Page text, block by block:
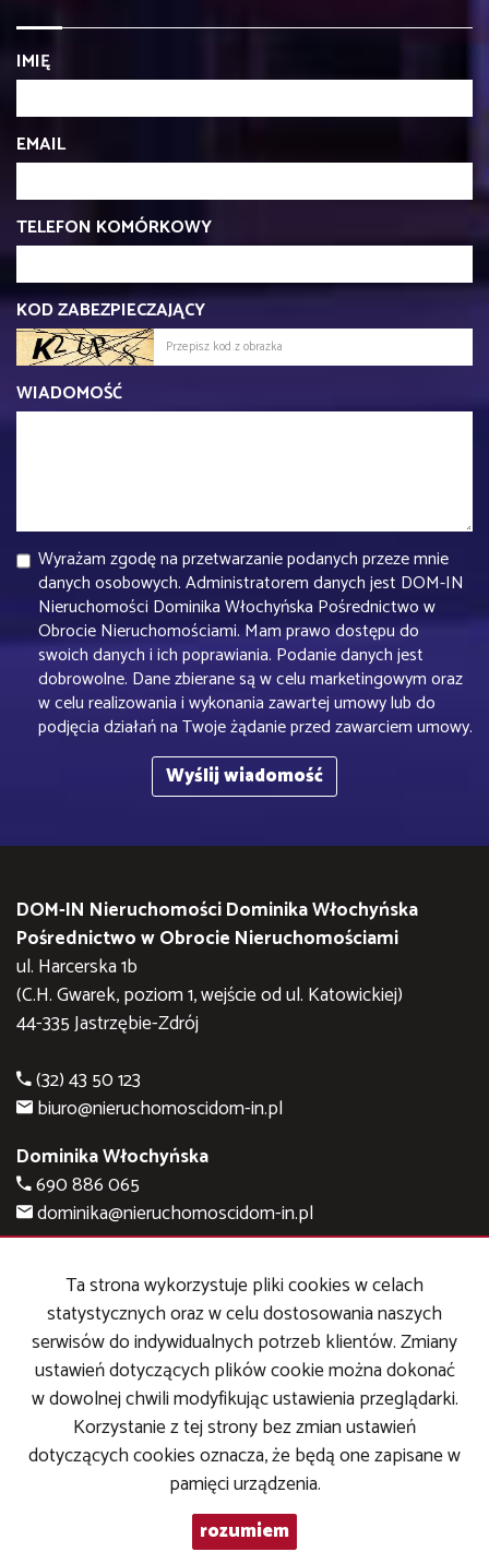
IMIĘ
EMAIL
TELEFON KOMÓRKOWY
KOD ZABEZPIECZAJĄCY
WIADOMOŚĆ
Wyrażam zgodę na przetwarzanie podanych przeze mnie
danych osobowych. Administratorem danych jest DOM-IN
Nieruchomości Dominika Włochyńska Pośrednictwo w
Obrocie Nieruchomościami. Mam prawo dostępu do
swoich danych i ich poprawiania. Podanie danych jest
dobrowolne. Dane zbierane są w celu marketingowym oraz
w celu realizowania i wykonania zawartej umowy lub do
podjęcia działań na Twoje żądanie przed zawarciem umowy.
DOM-IN Nieruchomości Dominika Włochyńska
Pośrednictwo w Obrocie Nieruchomościami
ul. Harcerska 1b
(C.H. Gwarek, poziom 1, wejście od ul. Katowickiej)
44-335 Jastrzębie-Zdrój
(32) 43 50 123
biuro@nieruchomoscidom-in.pl
Dominika Włochyńska
690 886 065
dominika@nieruchomoscidom-in.pl
Izabela Chudecka
690 886 063
iza@nieruchomoscidom-in.pl
Mieszkania na sprzedaż
Domy na sprzedaż
Działki na sprzedaż
Lokale na sprzedaż
Hale na sprzedaż
Obiekty na sprzedaż
na wynajem
Ta strona wykorzystuje pliki cookies w celach
statystycznych oraz w celu dostosowania naszych
serwisów do indywidualnych potrzeb klientów. Zmiany
ustawień dotyczących plików cookie można dokonać
w dowolnej chwili modyfikując ustawienia przeglądarki.
Korzystanie z tej strony bez zmian ustawień
dotyczących cookies oznacza, że będą one zapisane w
pamięci urządzenia.
rozumiem